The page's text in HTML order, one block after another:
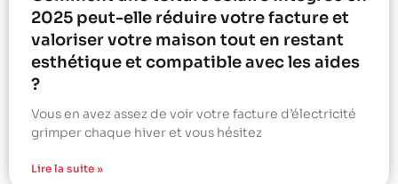
2025 peut-elle réduire votre facture et
valoriser votre maison tout en restant
esthétique et compatible avec les aides
?
Vous en avez assez de voir votre facture d’électricité
grimper chaque hiver et vous hésitez
Lire la suite »